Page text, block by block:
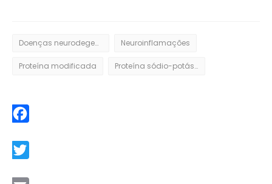
Doenças neurodegenerativas Neuroinflamações
Proteína modificada Proteína sódio-potássio ATPase